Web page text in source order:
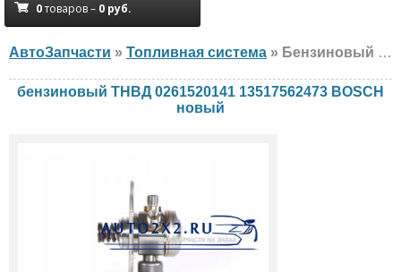
0товаров – 0 руб.
АвтоЗапчасти » Топливная система » Бензиновый ТНВД BOSCH 0261520141 13517562473 BMW, новый
бензиновый ТНВД 0261520141 13517562473 BOSCH
новый